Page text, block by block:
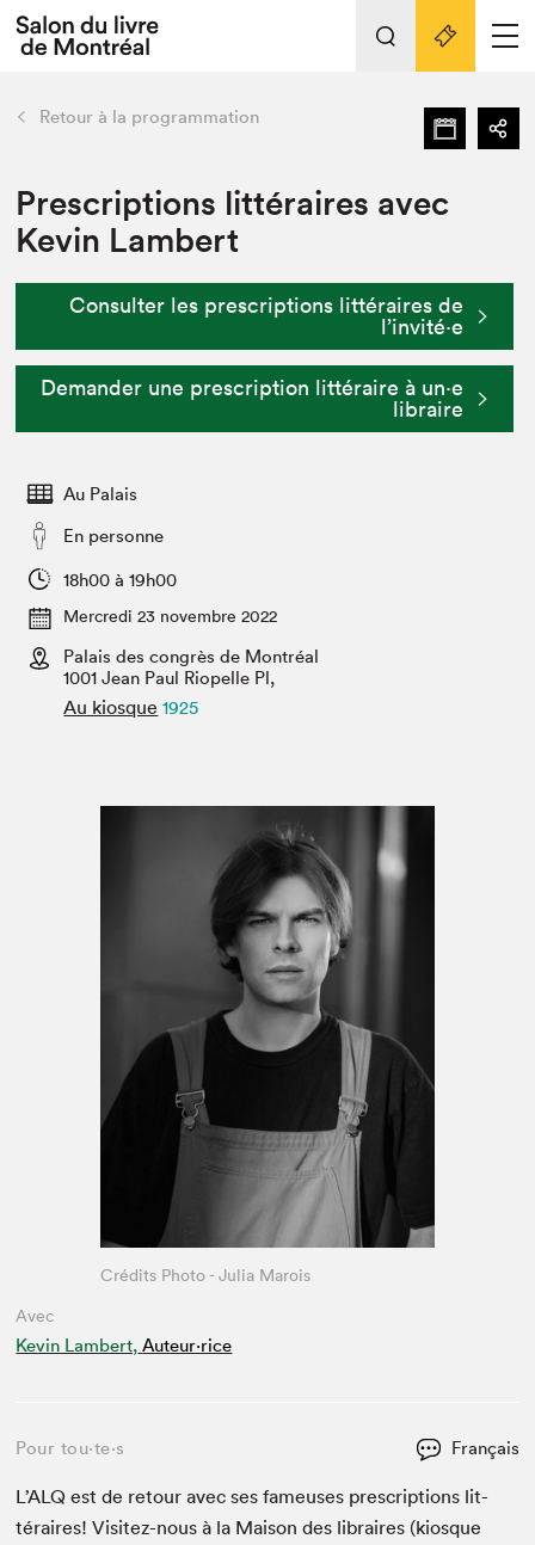
Espace exposant⋅e⋅s
Espace enseignant·e·s
Espace médias
L'événement
Préparer sa visite au Salon
Actualités
SLM PRO
retour Nos activités
Préparer sa visite
Salon au Palais
Salon dans la ville et en ligne
Projets partenaires
Liens pratiques
Retour à la programmation
Prescriptions littéraires avec
Kevin Lambert
Consulter les prescriptions littéraires de
l’invité⋅e
Demander une prescription littéraire à un⋅e
libraire
Au Palais
En personne
18h00 à 19h00
Mercredi 23 novembre 2022
Palais des congrès de Montréal
1001 Jean Paul Riopelle Pl,
Au kiosque 1925
Avec
Kevin Lambert, Auteur·rice
Crédits Photo - Julia Marois
Pour tou⋅te⋅s Français
L’ALQ est de retour avec ses fameuses pre­scrip­tions lit­
téraires! Vis­itez-nous à la Mai­son des libraires (kiosque